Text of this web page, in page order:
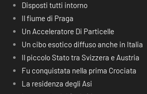
Disposti tutti intorno
Il fiume di Praga
Un Acceleratore Di Particelle
Un cibo esotico diffuso anche in Italia
Il piccolo Stato tra Svizzera e Austria
Fu conquistata nella prima Crociata
La residenza degli Asi